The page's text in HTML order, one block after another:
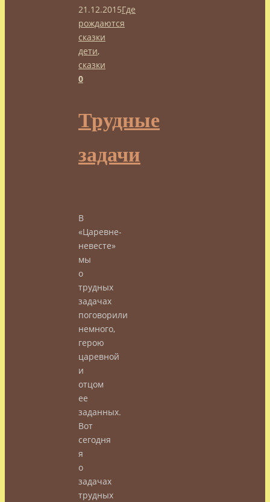
21.12.2015Где
рождаются
сказки
дети,
сказки
0
Трудные
задачи
В
«Царевне-
невесте»
мы
о
трудных
задачах
поговорили
немного,
герою
царевной
и
отцом
ее
заданных.
Вот
сегодня
я
о
задачах
трудных